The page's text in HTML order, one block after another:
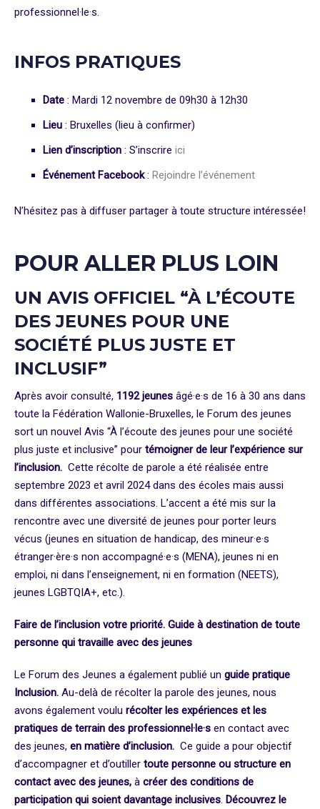
professionnel·le·s.
INFOS PRATIQUES
Date : Mardi 12 novembre de 09h30 à 12h30
Lieu : Bruxelles (lieu à confirmer)
Lien d’inscription : S’inscrire ici
Événement Facebook: Rejoindre l’événement
N’hésitez pas à diffuser partager à toute structure intéressée!
POUR ALLER PLUS LOIN
UN AVIS OFFICIEL “À L’ÉCOUTE
DES JEUNES POUR UNE
SOCIÉTÉ PLUS JUSTE ET
INCLUSIF”
Après avoir consulté, 1192 jeunes âgé·e·s de 16 à 30 ans dans
toute la Fédération Wallonie-Bruxelles, le Forum des jeunes
sort un nouvel Avis “À l’écoute des jeunes pour une société
plus juste et inclusive” pour témoigner de leur l’expérience sur
l’inclusion. Cette récolte de parole a été réalisée entre
septembre 2023 et avril 2024 dans des écoles mais aussi
dans différentes associations. L’accent a été mis sur la
rencontre avec une diversité de jeunes pour porter leurs
vécus (jeunes en situation de handicap, des mineur·e·s
étranger·ère·s non accompagné·e·s (MENA), jeunes ni en
emploi, ni dans l’enseignement, ni en formation (NEETS),
jeunes LGBTQIA+, etc.).
Faire de l’inclusion votre priorité. Guide à destination de toute
personne qui travaille avec des jeunes
Le Forum des Jeunes a également publié un guide pratique
Inclusion. Au-delà de récolter la parole des jeunes, nous
avons également voulu récolter les expériences et les
pratiques de terrain des professionnel·le·s en contact avec
des jeunes, en matière d’inclusion. Ce guide a pour objectif
d’accompagner et d’outiller toute personne ou structure en
contact avec des jeunes, à créer des conditions de
participation qui soient davantage inclusives. Découvrez le